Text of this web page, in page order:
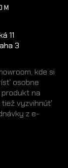
11
3
kde si
osobne
na
tiež vyzvihnúť
z e-